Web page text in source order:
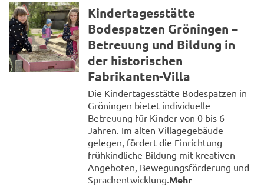
Kindertagesstätte
Bodespatzen Gröningen –
Betreuung und Bildung in
der historischen
Fabrikanten-Villa
Die Kindertagesstätte Bodespatzen in
Gröningen bietet individuelle
Betreuung für Kinder von 0 bis 6
Jahren. Im alten Villagegebäude
gelegen, fördert die Einrichtung
frühkindliche Bildung mit kreativen
Angeboten, Bewegungsförderung und
Sprachentwicklung.Mehr